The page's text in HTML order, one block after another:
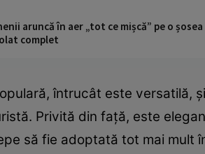
aruncă în aer „tot ce mișcă” pe o
complet
întrucât este versatilă,
Privită din faţă, este
să fie adoptată tot mai mult